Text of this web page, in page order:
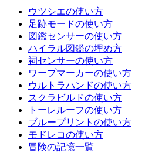
ウツシエの使い方
足跡モードの使い方
図鑑センサーの使い方
ハイラル図鑑の埋め方
祠センサーの使い方
ワープマーカーの使い方
ウルトラハンドの使い方
スクラビルドの使い方
トーレルーフの使い方
ブループリントの使い方
モドレコの使い方
冒険の記憶一覧